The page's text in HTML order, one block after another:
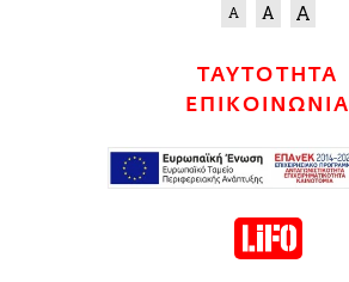
ΤΑΥΤΟΤΗΤΑ
ΕΠΙΚΟΙΝΩΝΙΑ